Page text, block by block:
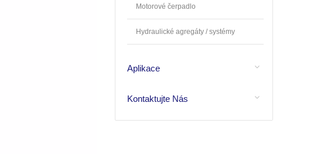
Motorové čerpadlo
Hydraulické agregáty / systémy
Aplikace
Kontaktujte Nás